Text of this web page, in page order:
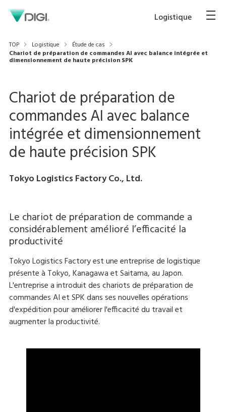
Logistique
TOP Logistique
Étude de cas
Chariot de préparation de commandes AI avec balance intégrée et
dimensionnement de haute précision SPK
Chariot de préparation de
commandes AI avec balance
intégrée et dimensionnement
de haute précision SPK
Tokyo Logistics Factory Co., Ltd.
Le chariot de préparation de commande a
considérablement amélioré l’efficacité la
productivité
Tokyo Logistics Factory est une entreprise de logistique
présente à Tokyo, Kanagawa et Saitama, au Japon.
L'entreprise a introduit des chariots de préparation de
commandes AI et SPK dans ses nouvelles opérations
d'expédition pour améliorer l'efficacité du travail et
augmenter la productivité.